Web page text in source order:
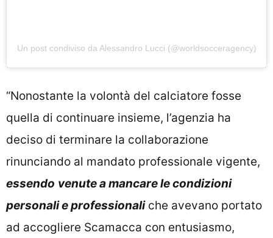
Un post condiviso da Alessandro Lucci (@worldsocceragency)
“Nonostante la volontà del calciatore fosse
quella di continuare insieme, l’agenzia ha
deciso di terminare la collaborazione
rinunciando al mandato professionale vigente,
essendo venute a mancare le condizioni
personali e professionaliche avevano portato
ad accogliere Scamacca con entusiasmo,